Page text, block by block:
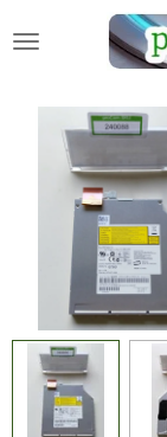
Hauptinhalt